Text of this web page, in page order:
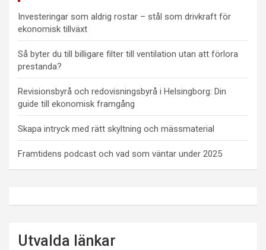
Investeringar som aldrig rostar – stål som drivkraft för
ekonomisk tillväxt
Så byter du till billigare filter till ventilation utan att förlora
prestanda?
Revisionsbyrå och redovisningsbyrå i Helsingborg: Din
guide till ekonomisk framgång
Skapa intryck med rätt skyltning och mässmaterial
Framtidens podcast och vad som väntar under 2025
Utvalda länkar